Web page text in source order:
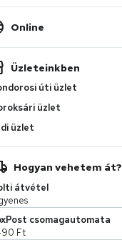
Online
Üzleteinkben
úti üzlet
üzlet
üzlet
Hogyan vehetem át?
átvétel
csomagautomata
Ft